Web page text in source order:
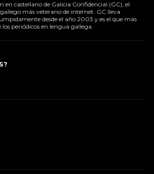
en castellano de Galicia Confidencial (GC), el
más veterano de internet. GC lleva
desde el año 2003 y es el que más
periódicos en lengua gallega.